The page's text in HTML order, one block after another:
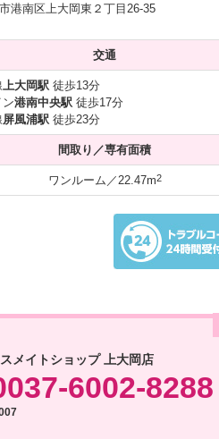
港南区上大岡東２丁目26-35
交通
上大岡駅 徒歩13分
港南中央駅 徒歩17分
屏風浦駅 徒歩23分
間取り／専有面積
ワンルーム／22.47m2
メイトショップ 上大岡店
6002-8288